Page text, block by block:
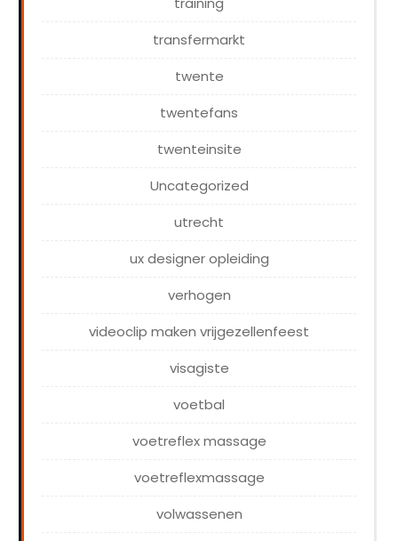
transfermarkt
twente
twentefans
twenteinsite
Uncategorized
utrecht
ux designer opleiding
verhogen
videoclip maken vrijgezellenfeest
visagiste
voetbal
voetreflex massage
voetreflexmassage
volwassenen